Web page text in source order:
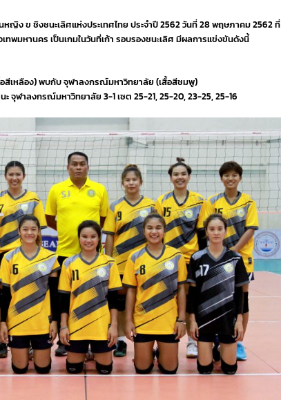
แชมป์
ราชพฤกษ์
หญิง
2562
หญิง ข ชิงชนะเลิศแห่งประเทศไทย ประจำปี 2562 วันที่ 28 พฤษภาคม 2562 ที่
ทพมหานคร เป็นเกมในวันที่เก้า รอบรองชนะเลิศ มีผลการแข่งขันดังนี้
อสีเหลือง) พบกับ จุฬาลงกรณ์มหาวิทยาลัย (เสื้อสีชมพู)
จุฬาลงกรณ์มหาวิทยาลัย 3-1 เซต 25-21, 25-20, 23-25, 25-16